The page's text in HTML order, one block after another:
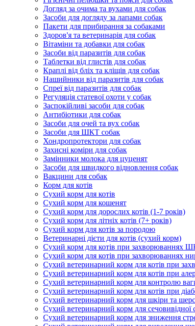
Догляд за очима та вухами для собак
Засоби для догляду за лапами собак
Пакети для прибирання за собаками
Здоров'я та ветеринарія для собак
Вітаміни та добавки для собак
Засоби від паразитів для собак
Таблетки від глистів для собак
Краплі від бліх та кліщів для собак
Нашийники від паразитів для собак
Спреї від паразитів для собак
Регуляція статевої охоти у собак
Заспокійливі засоби для собак
Антибіотики для собак
Засоби для очей та вух собак
Засоби для ШКТ собак
Хондропротектори для собак
Захисні коміри для собак
Замінники молока для цуценят
Засоби для швидкого відновлення собак
Вакцини для собак
Корм для котів
Сухий корм для котів
Сухий корм для кошенят
Сухий корм для дорослих котів (1-7 років)
Сухий корм для літніх котів (7+ років)
Сухий корм для котів за породою
Ветеринарні дієти для котів (сухий корм)
Сухий корм для котів при захворюваннях
Сухий корм для котів при захворюваннях
Сухий ветеринарний корм для котів при
Сухий ветеринарний корм для котів при
Сухий ветеринарний корм для контролю
Сухий ветеринарний корм для котів при
Сухий ветеринарний корм для шкіри та
Сухий ветеринарний корм для
Сухий ветеринарний корм для зниження